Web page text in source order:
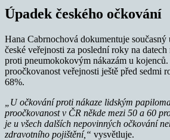
Úpadek českého očkování
Hana Cabrnochová dokumentuje
české veřejnosti za poslední roky na
proti pneumokokovým nákazám u
proočkovanost veřejnosti ještě před sedmi
68%.
„U očkování proti nákaze lidským
proočkovanost v ČR někde mezi 50 a 60
je u všech dalších nepovinných očkování
zdravotního pojištění,“ vysvětluje.